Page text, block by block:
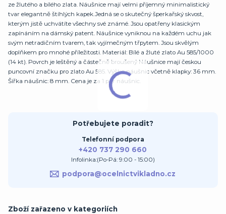
ze žlutého a bílého zlata. Náušnice mají velmi příjemný minimalistický
tvar elegantně štíhlých kapek.Jedná se o skutečný šperkařský skvost,
kterým jistě uchvátíte všechny své známé. Jsou opatřeny klasickým
zapínáním na dámský patent. Náušnice vyniknou na každém uchu jak
svým netradičním tvarem, tak vyjímečným třpytem. Jsou skvělým
doplňkem pro mnohé příležitosti. Materiál: Bílé a žluté zlato Au 585/1000
(14 kt). Povrch je leštěný a částečně broušený Náušnice mají českou
puncovní značku pro zlato Au 585. Výška náušnic včetně klapky: 36 mm.
Šířka náušnic: 8 mm. Cena je za 1 pár náušnic.
Potřebujete poradit?
Telefonní podpora
+420 737 290 660
Infolinka:(Po-Pá: 9:00 - 15:00)
podpora@ocelnictvikladno.cz
Zboží zařazeno v kategoriích